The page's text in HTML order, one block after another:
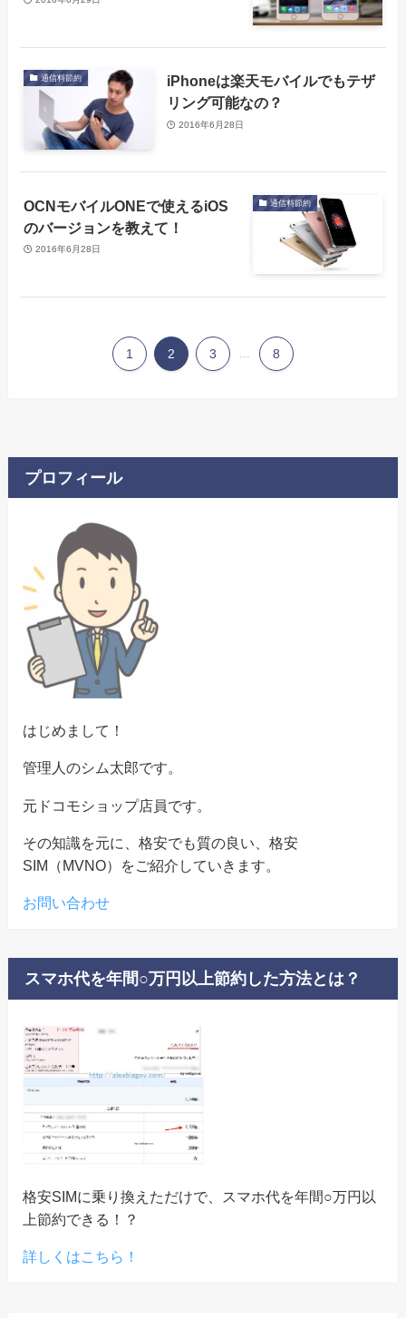
通信料節約
iPhoneは楽天モバイルでもテザ
リング可能なの？
2016年6月28日
通信料節約
OCNモバイルONEで使えるiOS
のバージョンを教えて！
2016年6月28日
1 2 3 8
プロフィール
はじめまして！
管理人のシム太郎です。
元ドコモショップ店員です。
その知識を元に、格安でも質の良い、格安
SIM（MVNO）をご紹介していきます。
お問い合わせ
スマホ代を年間○万円以上節約した方法とは？
格安SIMに乗り換えただけで、スマホ代を年間○万円以
上節約できる！？
詳しくはこちら！